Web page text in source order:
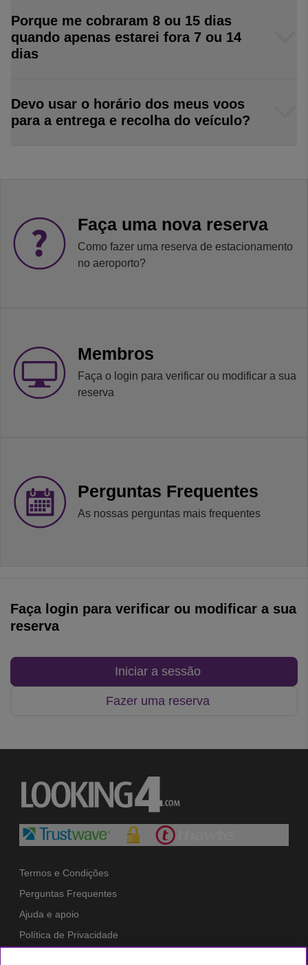
Porque me cobraram 8 ou 15 dias
quando apenas estarei fora 7 ou 14
dias
Devo usar o horário dos meus voos
para a entrega e recolha do veículo?
Faça uma nova reserva
Como fazer uma reserva de estacionamento
no aeroporto?
Membros
Faça o login para verificar ou modificar a sua
reserva
Perguntas Frequentes
As nossas perguntas mais frequentes
Faça login para verificar ou modificar a sua
reserva
Iniciar a sessão
Fazer uma reserva
Termos e Condições
Perguntas Frequentes
Ajuda e apoio
Política de Privacidade